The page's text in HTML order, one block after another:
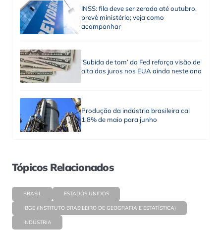
INSS: fila deve ser zerada até outubro,
prevê ministério; veja como
acompanhar
‘Subida de tom’ do Fed reforça visão de
alta dos juros nos EUA ainda neste ano
Produção da indústria brasileira cai
1,8% de maio para junho
Tópicos Relacionados
BRASIL ESTADOS UNIDOS
IBGE (INSTITUTO BRASILEIRO DE GEOGRAFIA E ESTATÍSTICA)
INDÚSTRIA